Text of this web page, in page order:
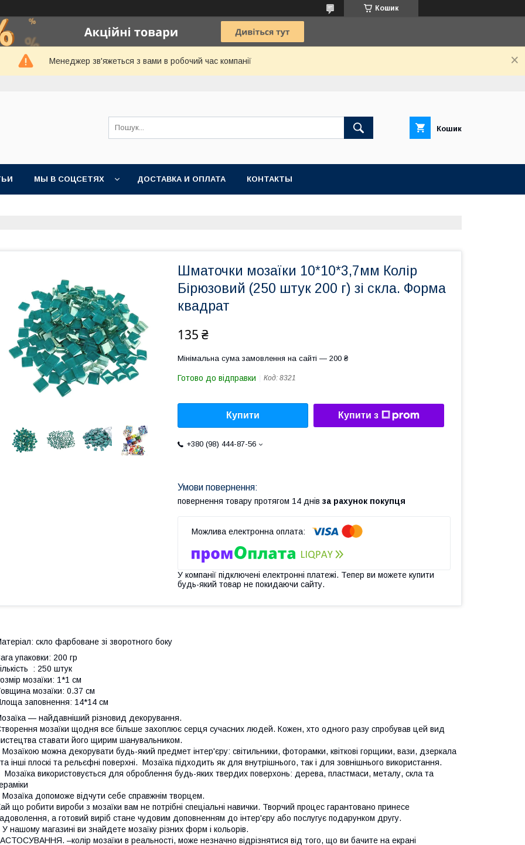
Кошик
Менеджер зв'яжеться з вами в робочий час компанії
Кошик
МЫ В СОЦСЕТЯХ ДОСТАВКА И ОПЛАТА КОНТАКТЫ
Шматочки мозаїки 10*10*3,7мм Колір
Бірюзовий (250 штук 200 г) зі скла. Форма
квадрат
135 ₴
Мінімальна сума замовлення на сайті — 200 ₴
Готово до відправки Код: 8321
Купити Купити з
+380 (98) 444-87-56
повернення товару протягом 14 днів за рахунок покупця
У компанії підключені електронні платежі. Тепер ви можете купити
будь-який товар не покидаючи сайту.
скло фарбоване зі зворотного боку
упаковки: 200 гр
: 250 штук
мозаїки: 1*1 см
мозаїки: 0.37 см
заповнення: 14*14 см
— найдавніший різновид декорування.
мозаїки щодня все більше захоплює серця сучасних людей. Кожен, хто одного разу спробував цей вид
ставати його щирим шанувальником.
Мозаїкою можна декорувати будь-який предмет інтер'єру: світильники, фоторамки, квіткові горщики, вази, дзеркала
та інші плоскі та рельєфні поверхні. Мозаїка підходить як для внутрішнього, так і для зовнішнього використання.
Мозаїка використовується для оброблення будь-яких твердих поверхонь: дерева, пластмаси, металу, скла та
Мозаїка допоможе відчути себе справжнім творцем.
що робити вироби з мозаїки вам не потрібні спеціальні навички. Творчий процес гарантовано принесе
а готовий виріб стане чудовим доповненням до інтер'єру або послугує подарунком другу.
У нашому магазині ви знайдете мозаїку різних форм і кольорів.
–колір мозаїки в реальності, може незначно відрізнятися від того, що ви бачите на екрані